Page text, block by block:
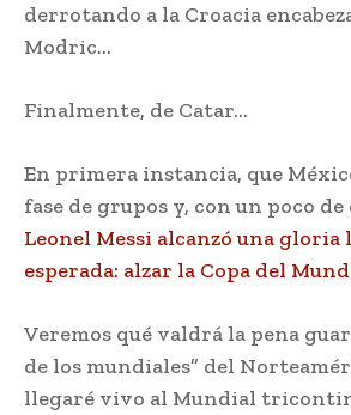
derrotando a la Croacia
Modric…
Finalmente, de Catar…
En primera instancia, que
fase de grupos y, con un poco de
Leonel Messi alcanzó una
esperada: alzar la Copa del
Veremos qué valdrá la pena
de los mundiales” del
llegaré vivo al Mundial